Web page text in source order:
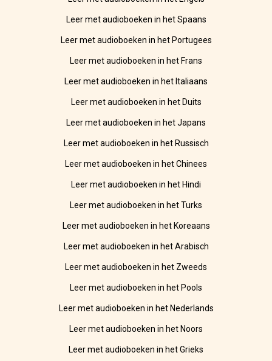
Leer met audioboeken in het Spaans
Leer met audioboeken in het Portugees
Leer met audioboeken in het Frans
Leer met audioboeken in het Italiaans
Leer met audioboeken in het Duits
Leer met audioboeken in het Japans
Leer met audioboeken in het Russisch
Leer met audioboeken in het Chinees
Leer met audioboeken in het Hindi
Leer met audioboeken in het Turks
Leer met audioboeken in het Koreaans
Leer met audioboeken in het Arabisch
Leer met audioboeken in het Zweeds
Leer met audioboeken in het Pools
Leer met audioboeken in het Nederlands
Leer met audioboeken in het Noors
Leer met audioboeken in het Grieks